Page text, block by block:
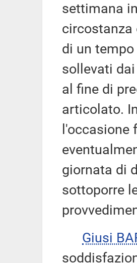
settimana
circostanza
di un
sollevati
al fine di
articolato.
l'occasione
giornata di
sottoporre
Giusi